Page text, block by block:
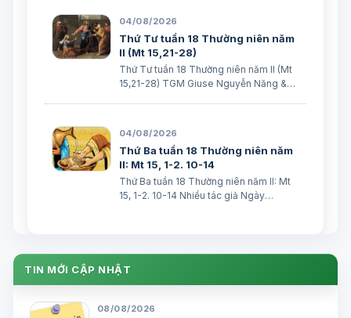
trắng như tuyết”. Trích sách Tiên tri…
04/08/2026
Thứ Tư tuần 18 Thường niên năm
II (Mt 15,21-28)
Thứ Tư tuần 18 Thường niên năm II (Mt
15,21-28) TGM Giuse Nguyễn Năng &
ngươi bằng mối tình muôn thuở…
04/08/2026
Thứ Ba tuần 18 Thường niên năm
II: Mt 15, 1-2. 10-14
Thứ Ba tuần 18 Thường niên năm II: Mt
15, 1-2. 10-14 Nhiều tác giả Ngày
Nhưng Ta sẽ đem Giacóp về …
TIN MỚI CẬP NHẬT
08/08/2026